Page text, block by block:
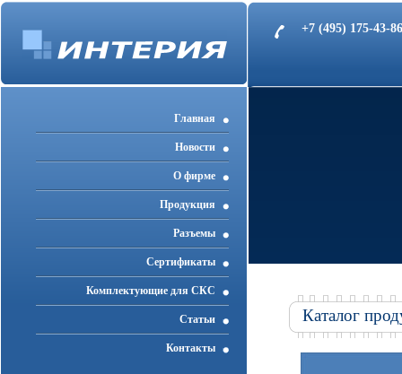
+7 (495) 175-43-
Главная
Новости
О фирме
Продукция
Разъемы
Cертификаты
Комплектующие для СКС
Статьи
Контакты
Каталог